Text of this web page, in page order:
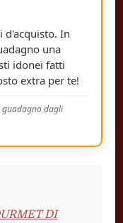
d'acquisto. In
una
idonei fatti
extra per te!
guadagno dagli
DI